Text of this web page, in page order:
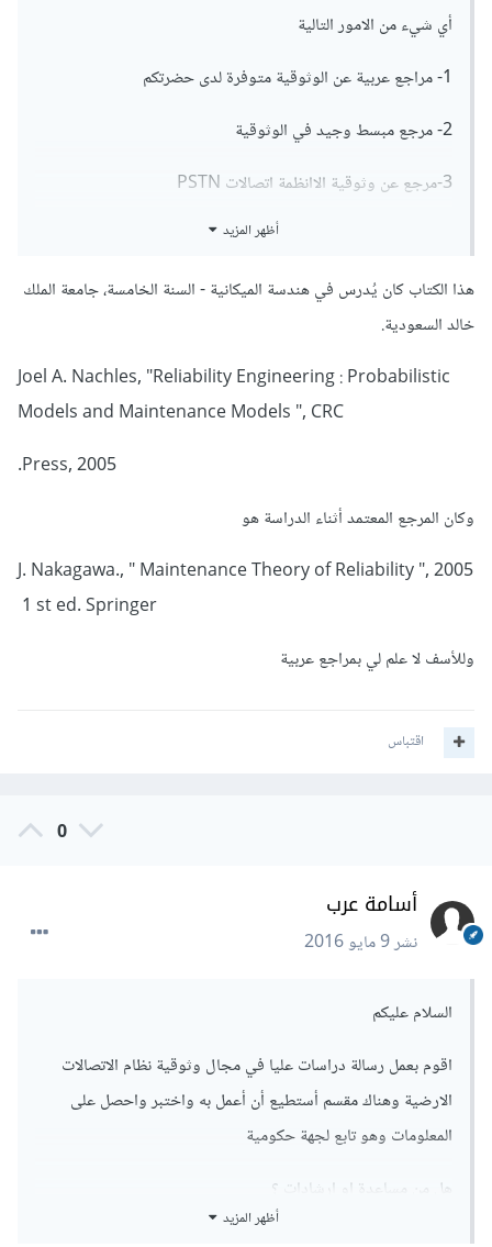
أي شيء من الامور التالية
1- مراجع عربية عن الوثوقية متوفرة لدى حضرتكم
2- مرجع مبسط وجيد في الوثوقية
3-مرجع عن وثوقية الاانظمة اتصالات PSTN
شكرا جزيلا
أظهر المزيد
هذا الكتاب كان يُدرس في هندسة الميكانية - السنة الخامسة، جامعة الملك
خالد السعودية.
Joel A. Nachles, "Reliability Engineering : Probabilistic
Models and Maintenance Models ", CRC
Press, 2005.
وكان المرجع المعتمد أثناء الدراسة هو
2005 J. Nakagawa., " Maintenance Theory of Reliability ",
1 st ed. Springer
وللأسف لا علم لي بمراجع عربية
اقتباس
0
أسامة عرب
نشر9 مايو 2016
السلام عليكم
اقوم بعمل رسالة دراسات عليا في مجال وثوقية نظام الاتصالات
الارضية وهناك مقسم أستطيع أن أعمل به واختبر واحصل على
المعلومات وهو تابع لجهة حكومية
هل من مساعدة او ارشادات ؟
أظهر المزيد